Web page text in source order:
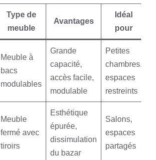
Type de
meuble
Avantages
Idéal
pour
Meuble à
bacs
modulables
Grande
capacité,
accès facile,
modulable
Petites
chambres,
espaces
restreints
Meuble
fermé avec
tiroirs
Esthétique
épurée,
dissimulation
du bazar
Salons,
espaces
partagés